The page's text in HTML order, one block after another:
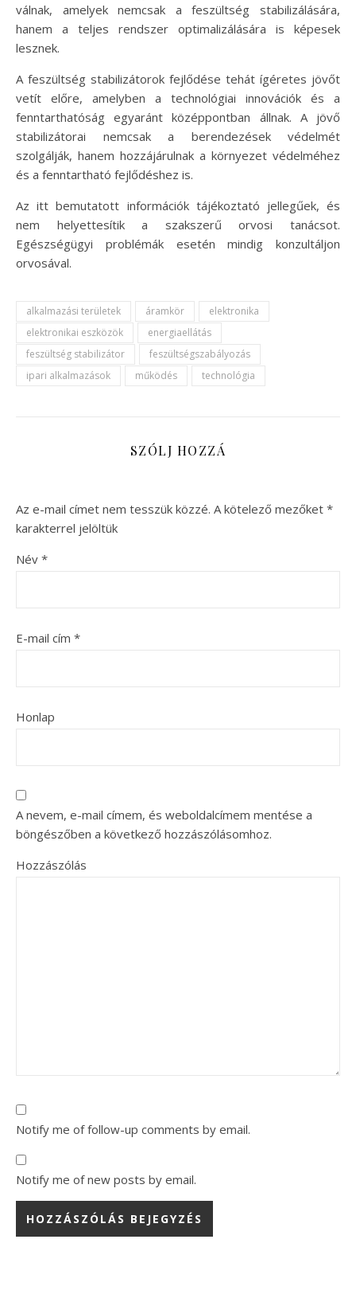
válnak, amelyek nemcsak a feszültség stabilizálására,
hanem a teljes rendszer optimalizálására is képesek
lesznek.
A feszültség stabilizátorok fejlődése tehát ígéretes jövőt
vetít előre, amelyben a technológiai innovációk és a
fenntarthatóság egyaránt középpontban állnak. A jövő
stabilizátorai nemcsak a berendezések védelmét
szolgálják, hanem hozzájárulnak a környezet védelméhez
és a fenntartható fejlődéshez is.
Az itt bemutatott információk tájékoztató jellegűek, és
nem helyettesítik a szakszerű orvosi tanácsot.
Egészségügyi problémák esetén mindig konzultáljon
orvosával.
alkalmazási területek áramkör
elektronika
elektronikai eszközök
energiaellátás
feszültség stabilizátor
feszültségszabályozás
ipari alkalmazások
működés technológia
SZÓLJ HOZZÁ
Az e-mail címet nem tesszük közzé. A kötelező mezőket *
karakterrel jelöltük
Név *
E-mail cím *
Honlap
A nevem, e-mail címem, és weboldalcímem mentése a
böngészőben a következő hozzászólásomhoz.
Hozzászólás
Notify me of follow-up comments by email.
Notify me of new posts by email.